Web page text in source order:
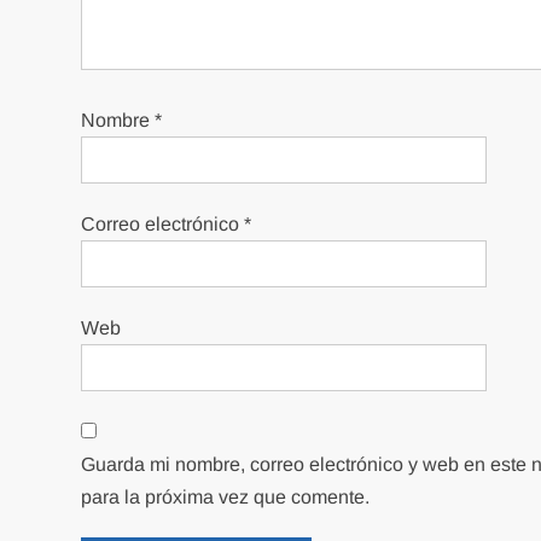
Nombre*
Correo electrónico*
Web
Guarda mi nombre, correo electrónico y web en este
para la próxima vez que comente.